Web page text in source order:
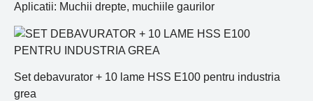
Aplicatii: Muchii drepte, muchiile gaurilor
Set debavurator + 10 lame HSS E100 pentru industria
grea